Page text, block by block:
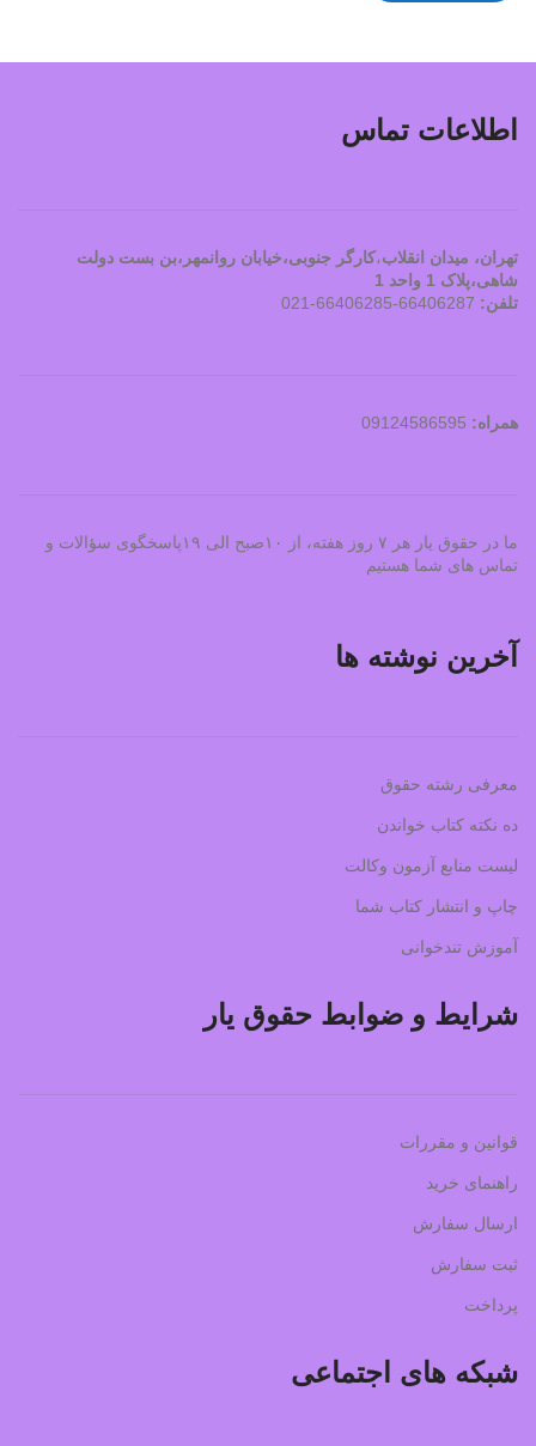
اطلاعات تماس
تهران، ميدان انقلاب،کارگر جنوبی،خیابان روانمهر،بن بست دولت
شاهی،پلاک 1 واحد 1
تلفن: 66406287-66406285-021
همراه:
ما در حقوق یار هر ۷ روز هفته، از ۱۰صبح الی ۱۹پاسخگوی سؤالات و
تماس های شما هستیم
آخرین نوشته ها
معرفی رشته حقوق
ده نکته کتاب خواندن
لیست منابع آزمون وکالت
چاپ و انتشار کتاب شما
آموزش تندخوانی
شرایط و ضوابط حقوق یار
قوانین و مقررات
راهنمای خرید
ارسال سفارش
ثبت سفارش
پرداخت
شبکه های اجتماعی